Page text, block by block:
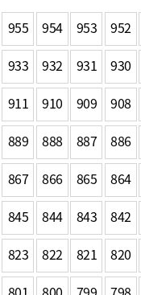
민원편람/서식
환경선언문
환경기본정보
화학물질 관리지도
미세먼지 대응
환경영향평가
석면해체 건축물정보
환경오염업소 공개
환경 관련사이트
도로/가로등
자전거
공모사업
예산안내
재정공시
결산보고서
중기지방재정계획
투자심사
예산낭비신고
보조금 부정수급 신고
공유재산
재정용어사전
955 954 953 952
933
932 931 930
911
910 909 908
889
888 887 886
867
866 865 864
845
844 843 842
823
822 821 820